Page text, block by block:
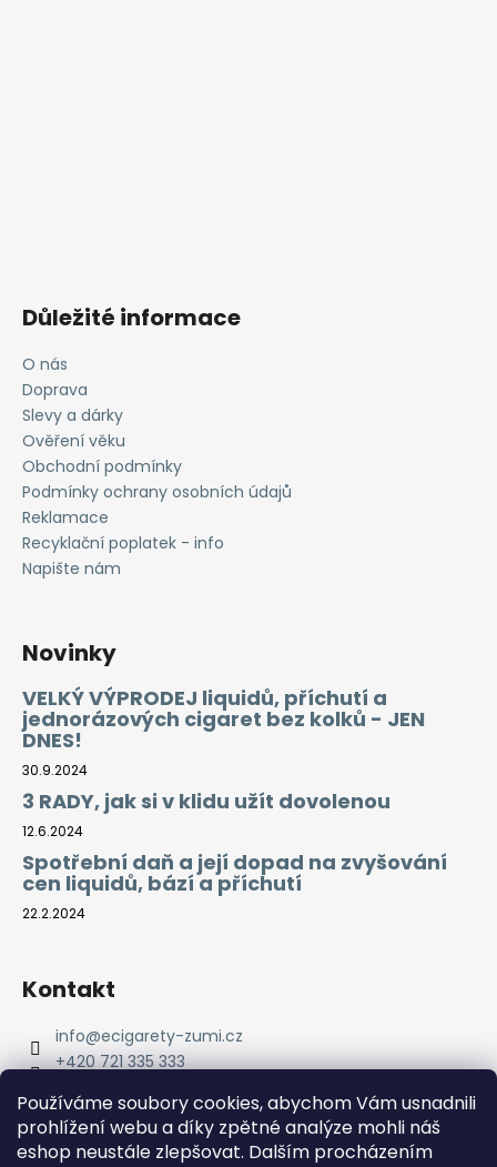
Používáme soubory cookies, abychom Vám usnadnili
prohlížení webu a díky zpětné analýze mohli náš
eshop neustále zlepšovat. Dalším procházením
Důležité informace
O nás
Doprava
Slevy a dárky
Ověření věku
Obchodní podmínky
Podmínky ochrany osobních údajů
Reklamace
Recyklační poplatek - info
Napište nám
Novinky
VELKÝ VÝPRODEJ liquidů, příchutí a
jednorázových cigaret bez kolků - JEN
DNES!
30.9.2024
3 RADY, jak si v klidu užít dovolenou
12.6.2024
Spotřební daň a její dopad na zvyšování
cen liquidů, bází a příchutí
22.2.2024
Kontakt
info@ecigarety-zumi.cz
+420 721 335 333